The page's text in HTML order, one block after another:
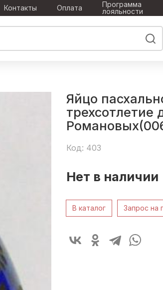
Контакты Оплата
Программа
лояльности
Яйцо
трехсотлетие
Код: 403
Нет в наличии
В каталог Запрос на